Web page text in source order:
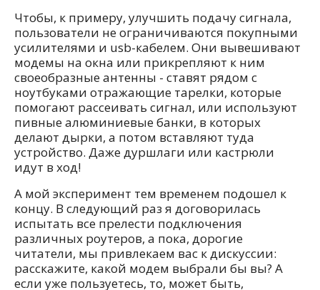
Чтобы, к примеру, улучшить подачу сигнала,
пользователи не ограничиваются покупными
усилителями и usb-кабелем. Они вывешивают
модемы на окна или прикрепляют к ним
своеобразные антенны - ставят рядом с
ноутбуками отражающие тарелки, которые
помогают рассеивать сигнал, или используют
пивные алюминиевые банки, в которых
делают дырки, а потом вставляют туда
устройство. Даже дуршлаги или кастрюли
идут в ход!
А мой эксперимент тем временем подошел к
концу. В следующий раз я договорилась
испытать все прелести подключения
различных роутеров, а пока, дорогие
читатели, мы привлекаем вас к дискуссии:
расскажите, какой модем выбрали бы вы? А
если уже пользуетесь, то, может быть,